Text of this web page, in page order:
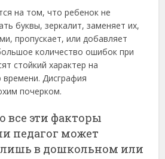
на том, что ребенок не
буквы, зеркалит, заменяет их,
пропускает, или добавляет
количество ошибок при
стойкий характер на
Дисграфия
почерком.
все эти факторы
педагог может
лишь в дошкольном или